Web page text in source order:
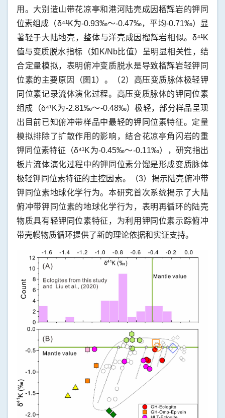
用。大别造山带花凉亭和港河陆壳成因榴辉岩的钾同
位素组成（δ⁴¹K为-0.93‰～-0.47‰，平均-0.71‰）显
著轻于大陆地壳，整体与洋壳成因榴辉岩相似。δ⁴¹K
值与变质脱水指标（如K/Nb比值）呈明显相关性，结
合定量模拟，表明俯冲变质脱水是导致榴辉岩轻钾同
位素的主要原因（图1）。（2）高压变质脉体极轻钾
同位素记录流体演化过程。高压变质脉体的钾同位素
组成（δ⁴¹K为-2.81‰～-0.48‰）极轻，部分样品呈现
出目前已知俯冲带样品中最轻的钾同位素特征。定量
模拟排除了扩散作用的影响，结合花凉亭角闪岩的重
钾同位素特征（δ⁴¹K为-0.45‰～-0.11‰），研究指出
板片流体演化过程中的钾同位素分馏是形成变质脉体
极轻钾同位素特征的主控因素。（3）揭示陆壳俯冲带
钾同位素地球化学行为。本研究首次系统揭示了大陆
俯冲带钾同位素的地球化学行为，表明再循环的陆壳
物质具有轻钾同位素特征，为利用钾同位素示踪俯冲
带壳幔物质循环提供了新的理论依据和实证支持。